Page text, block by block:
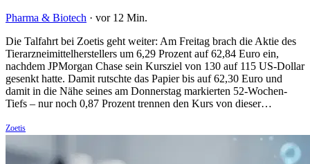
Pharma & Biotech · vor 12 Min.
Die Talfahrt bei Zoetis geht weiter: Am Freitag brach die Aktie des
Tierarzneimittelherstellers um 6,29 Prozent auf 62,84 Euro ein,
nachdem JPMorgan Chase sein Kursziel von 130 auf 115 US-Dollar
gesenkt hatte. Damit rutschte das Papier bis auf 62,30 Euro und
damit in die Nähe seines am Donnerstag markierten 52-Wochen-
Tiefs – nur noch 0,87 Prozent trennen den Kurs von dieser…
Zoetis